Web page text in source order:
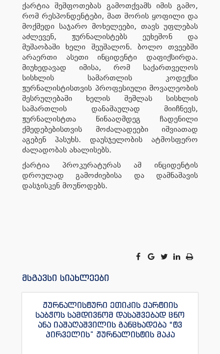
ქარტია შეშფოთებას გამოთქვამს იმის გამო,
რომ რესპონდენტები, მათ შორის ყოფილი და
მოქმედი საჯარო მოხელეები, თავს უფლებას
აძლევენ, ჟურნალისტებს ეუხეშონ და
მუშაობაში ხელი შეუშალონ. ბოლო თვეებში
არაერთი ასეთი ინციდენტი დაფიქსირდა.
მიუხედავად იმისა, რომ საქართველოს
სისხლის სამართლის კოდექსი
ჟურნალისტისთვის პროფესიული მოვალეობის
შესრულებაში ხელის შეშლას სისხლის
სამართლის დანაშაულად მიიჩნევს,
ჟურნალისტთა წინააღმდეგ ჩადენილი
ქმედებებისთვის მოძალადეები იშვიათად
აგებენ პასუხს. დაუსჯელობის ატმოსფერო
ძალადობას ახალისებს.
ქარტია პროკურატურას ამ ინციდენტის
დროულად გამოძიებისა და დამნაშავის
დასჯისკენ მოუწოდებს.
მსგავსი სიახლეები
ჟურნალისტური ეთიკის ქარტიის
საბჭოს სამდივნომ დასაშვებად ცნო
ანა იაშაღაშვილის განცხადება “ტვ
პირველის” ჟურნალისტის მაკა